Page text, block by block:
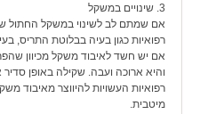
3. שינויים במשקל
אם שמתם לב לשינוי במשקל החתול
רפואיות כגון בעיה בבלוטת התריס,
אם יש חשד לאיבוד משקל מכיוון
והיא ארוכה ועבה. שקילה באופן
רפואיות העשויות להיווצר מאיבוד
מיטבית.